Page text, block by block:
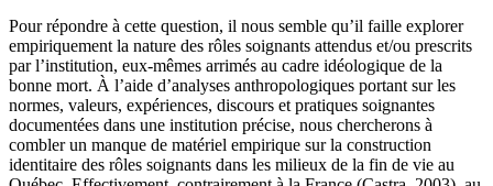
Pour répondre à cette question, il nous semble qu’il faille explorer
empiriquement la nature des rôles soignants attendus et/ou prescrits
par l’institution, eux-mêmes arrimés au cadre idéologique de la
bonne mort. À l’aide d’analyses anthropologiques portant sur les
normes, valeurs, expériences, discours et pratiques soignantes
documentées dans une institution précise, nous chercherons à
combler un manque de matériel empirique sur la construction
identitaire des rôles soignants dans les milieux de la fin de vie au